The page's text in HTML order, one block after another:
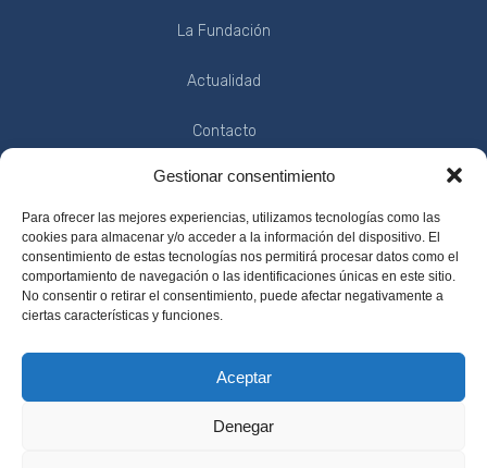
Gestionar consentimiento
Para ofrecer las mejores experiencias, utilizamos tecnologías como las
cookies para almacenar y/o acceder a la información del dispositivo. El
consentimiento de estas tecnologías nos permitirá procesar datos como el
comportamiento de navegación o las identificaciones únicas en este sitio.
No consentir o retirar el consentimiento, puede afectar negativamente a
ciertas características y funciones.
Aceptar
Denegar
La Fundación
Actualidad
Contacto
INFORMACIÓN
Política de Privacidad
Condiciones de Uso
Aviso Legal